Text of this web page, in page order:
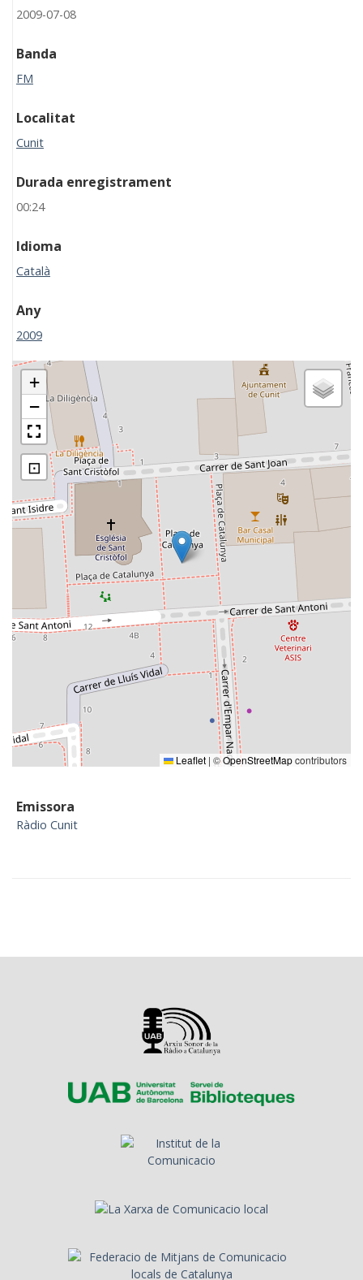
2009-07-08
Banda
FM
Localitat
Cunit
Durada enregistrament
00:24
Idioma
Català
Any
2009
+
−
⊡
Leaflet | ©OpenStreetMapcontributors
Emissora
Ràdio Cunit